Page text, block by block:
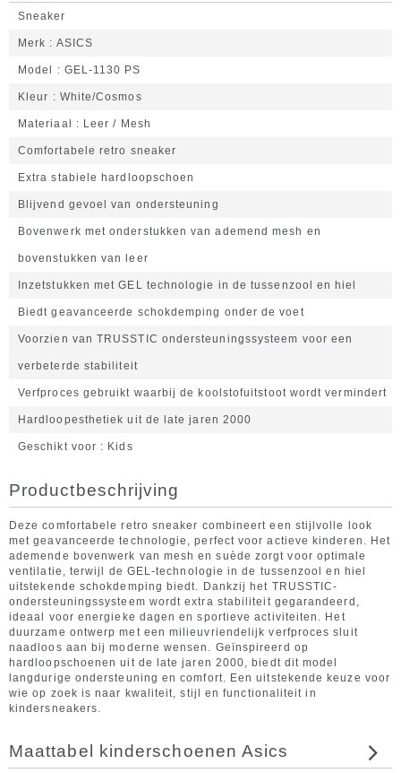
Sneaker
Merk ASICS
Model GEL-1130 PS
Kleur White/Cosmos
Materiaal Leer / Mesh
Comfortabele retro sneaker
Extra stabiele hardloopschoen
Blijvend gevoel van ondersteuning
Bovenwerk met onderstukken van ademend mesh en
bovenstukken van leer
Inzetstukken met GEL technologie in de tussenzool en hiel
Biedt geavanceerde schokdemping onder de voet
Voorzien van TRUSSTIC ondersteuningssysteem voor een
verbeterde stabiliteit
Verfproces gebruikt waarbij de koolstofuitstoot wordt vermindert
Hardloopesthetiek uit de late jaren 2000
Geschikt voor Kids
Productbeschrijving
Deze comfortabele retro sneaker combineert een stijlvolle look
met geavanceerde technologie, perfect voor actieve kinderen. Het
ademende bovenwerk van mesh en suède zorgt voor optimale
ventilatie, terwijl de GEL-technologie in de tussenzool en hiel
uitstekende schokdemping biedt. Dankzij het TRUSSTIC-
ondersteuningssysteem wordt extra stabiliteit gegarandeerd,
ideaal voor energieke dagen en sportieve activiteiten. Het
duurzame ontwerp met een milieuvriendelijk verfproces sluit
naadloos aan bij moderne wensen. Geïnspireerd op
hardloopschoenen uit de late jaren 2000, biedt dit model
langdurige ondersteuning en comfort. Een uitstekende keuze voor
wie op zoek is naar kwaliteit, stijl en functionaliteit in
kindersneakers.
Maattabel kinderschoenen Asics